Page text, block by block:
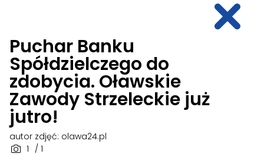
Puchar Banku
Spółdzielczego do
zdobycia. Oławskie
Zawody Strzeleckie już
jutro!
1 / 1
autor zdjęć: olawa24.pl